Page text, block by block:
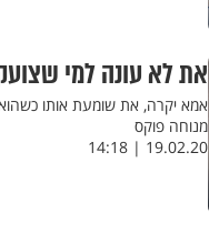
את לא עונה למי
אמא יקרה, את שומעת אותו
מנוחה פוקס
19.02.20 | 14:18